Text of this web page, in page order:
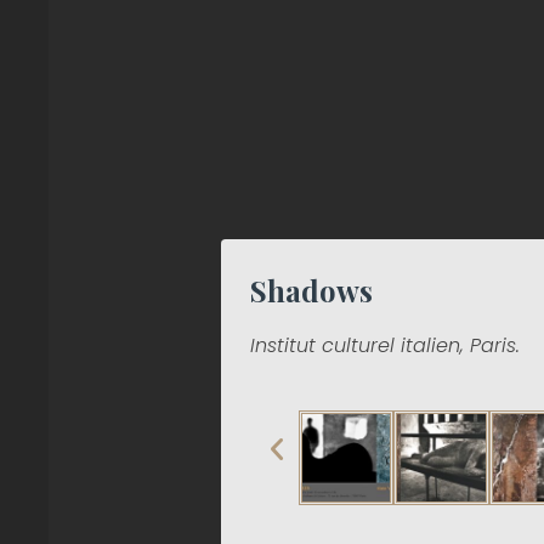
Shadows
Institut culturel italien, Paris.